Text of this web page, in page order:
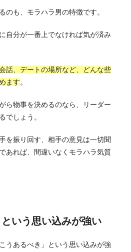
のも、モラハラ男の特徴です。
自分が一番上でなければ気が済み
話、デートの場所など、どんな些
ます。
ら物事を決めるのなら、リーダー
でしょう。
を振り回す、相手の意見は一切聞
あれば、間違いなくモラハラ気質
という思い込みが強い
うあるべき」という思い込みが強